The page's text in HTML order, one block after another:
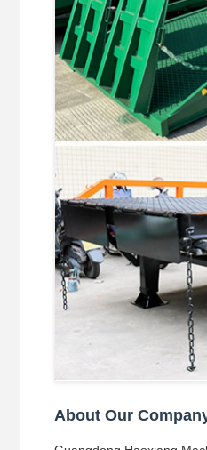
About Our